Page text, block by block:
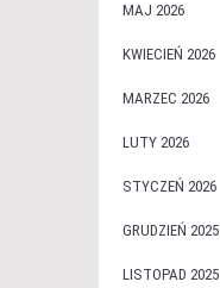
MAJ 2026
KWIECIEŃ 2026
MARZEC 2026
LUTY 2026
STYCZEŃ 2026
GRUDZIEŃ 2025
LISTOPAD 2025